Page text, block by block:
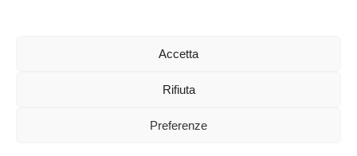
Accetta
Rifiuta
Preferenze